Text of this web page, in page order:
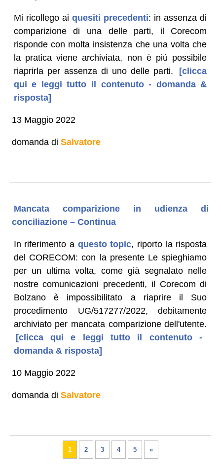
Mi ricollego ai quesiti precedenti: in assenza di
comparizione di una delle parti, il Corecom
risponde con molta insistenza che una volta che
la pratica viene archiviata, non è più possibile
riaprirla per assenza di uno delle parti.
[clicca
qui e leggi tutto il contenuto - domanda &
risposta]
13 Maggio 2022
domanda di Salvatore
Mancata comparizione in udienza di
conciliazione – Continua
In riferimento a questo topic, riporto la risposta
del CORECOM: con la presente Le spieghiamo
per un ultima volta, come già segnalato nelle
nostre comunicazioni precedenti, il Corecom di
Bolzano è impossibilitato a riaprire il Suo
procedimento UG/517277/2022, debitamente
archiviato per mancata comparizione dell'utente.
[clicca qui e leggi tutto il contenuto -
domanda & risposta]
10 Maggio 2022
domanda di Salvatore
1 2 3 4 5 »